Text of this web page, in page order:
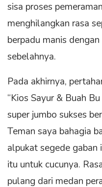
sisa proses
menghilangkan rasa
berpadu manis
sebelahnya.
Pada akhirnya,
“Kios Sayur & Buah
super jumbo sukses
Teman saya bahagia
alpukat segede
itu untuk cucunya.
pulang dari medan